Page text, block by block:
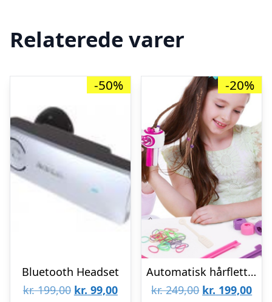
Relaterede varer
-50%
Bluetooth Headset
kr.199,00 Den
kr. 99,00Den
-20%
Automatisk hårfletter til børn
kr.249,00 Den
kr. 199,00Den